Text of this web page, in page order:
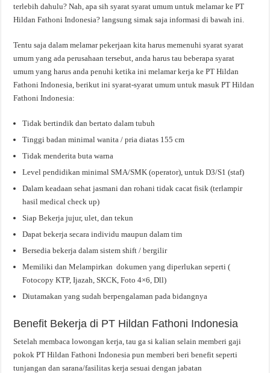
terlebih dahulu? Nah, apa sih syarat syarat umum untuk melamar ke PT
Hildan Fathoni Indonesia? langsung simak saja informasi di bawah ini.
Tentu saja dalam melamar pekerjaan kita harus memenuhi syarat syarat
umum yang ada perusahaan tersebut, anda harus tau beberapa syarat
umum yang harus anda penuhi ketika ini melamar kerja ke PT Hildan
Fathoni Indonesia, berikut ini syarat-syarat umum untuk masuk PT Hildan
Fathoni Indonesia:
Tidak bertindik dan bertato dalam tubuh
Tinggi badan minimal wanita / pria diatas 155 cm
Tidak menderita buta warna
Level pendidikan minimal SMA/SMK (operator), untuk D3/S1 (staf)
Dalam keadaan sehat jasmani dan rohani tidak cacat fisik (terlampir
hasil medical check up)
Siap Bekerja jujur, ulet, dan tekun
Dapat bekerja secara individu maupun dalam tim
Bersedia bekerja dalam sistem shift / bergilir
Memiliki dan Melampirkan dokumen yang diperlukan seperti (
Fotocopy KTP, Ijazah, SKCK, Foto 4×6, Dll)
Diutamakan yang sudah berpengalaman pada bidangnya
Benefit Bekerja di PT Hildan Fathoni Indonesia
Setelah membaca lowongan kerja, tau ga si kalian selain memberi gaji
pokok PT Hildan Fathoni Indonesia pun memberi beri benefit seperti
tunjangan dan sarana/fasilitas kerja sesuai dengan jabatan